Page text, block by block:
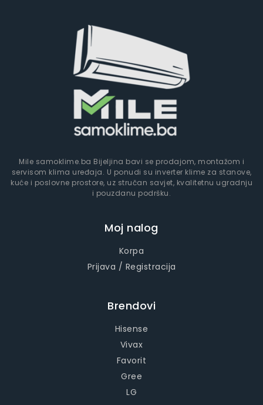
Mile samoklime.ba Bijeljina bavi se prodajom, montažom i
servisom klima uređaja. U ponudi su inverter klime za stanove,
kuće i poslovne prostore, uz stručan savjet, kvalitetnu ugradnju
i pouzdanu podršku.
Moj nalog
Korpa
Prijava / Registracija
Brendovi
Hisense
Vivax
Favorit
Gree
LG